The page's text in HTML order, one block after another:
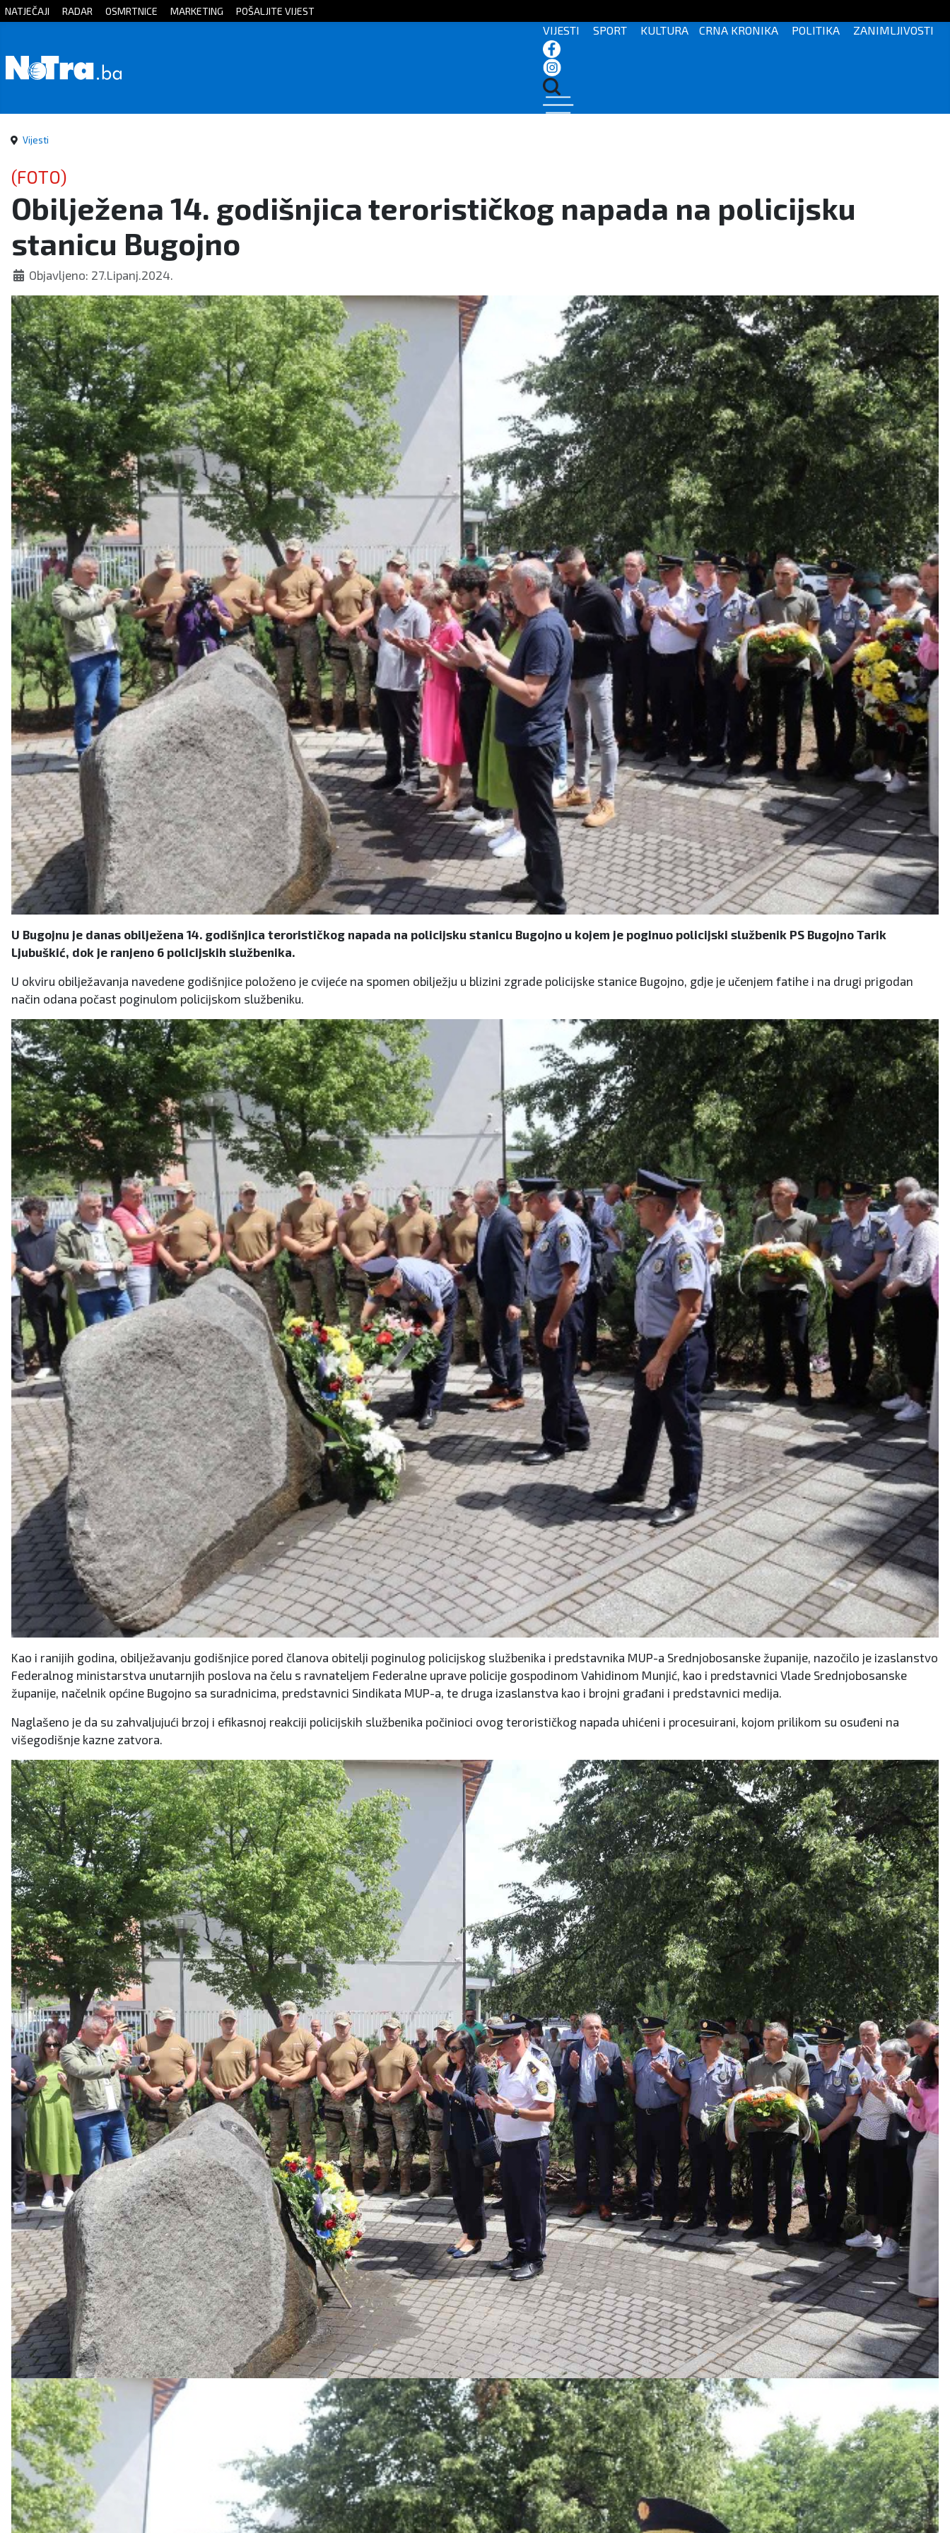
Početna
Sport
Kultura
Crna
kronika
Politika
Zanimljivosti
NATJEČAJI RADAR OSMRTNICE MARKETING POŠALJITE VIJEST
VIJESTI SPORT KULTURA CRNA KRONIKA POLITIKA ZANIMLJIVOSTI
Vijesti
(FOTO)
Obilježena 14. godišnjica terorističkog napada na policijsku
stanicu Bugojno
Objavljeno: 27.Lipanj.2024.
U Bugojnu je danas obilježena 14. godišnjica terorističkog napada na policijsku stanicu Bugojno u kojem je poginuo policijski službenik PS Bugojno Tarik
Ljubuškić, dok je ranjeno 6 policijskih službenika.
U okviru obilježavanja navedene godišnjice položeno je cvijeće na spomen obilježju u blizini zgrade policijske stanice Bugojno, gdje je učenjem fatihe i na drugi prigodan
način odana počast poginulom policijskom službeniku.
Kao i ranijih godina, obilježavanju godišnjice pored članova obitelji poginulog policijskog službenika i predstavnika MUP-a Srednjobosanske županije, nazočilo je izaslanstvo
Federalnog ministarstva unutarnjih poslova na čelu s ravnateljem Federalne uprave policije gospodinom Vahidinom Munjić, kao i predstavnici Vlade Srednjobosanske
županije, načelnik općine Bugojno sa suradnicima, predstavnici Sindikata MUP-a, te druga izaslanstva kao i brojni građani i predstavnici medija.
Naglašeno je da su zahvaljujući brzoj i efikasnoj reakciji policijskih službenika počinioci ovog terorističkog napada uhićeni i procesuirani, kojom prilikom su osuđeni na
višegodišnje kazne zatvora.